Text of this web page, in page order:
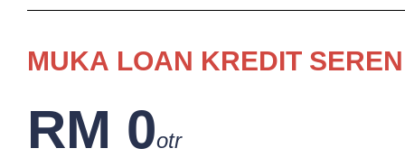
MUKA LOAN KREDIT
RM 0otr